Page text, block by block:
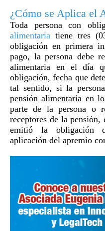
¿Cómo se Aplica el
Toda persona con
alimentaria tiene tres
obligación en primera
pago, la persona debe
alimentaria en el día
obligación, fecha que
tal sentido, si la
pensión alimentaria en
parte de la persona o
receptores de la
emitió la obligación
aplicación del apremio